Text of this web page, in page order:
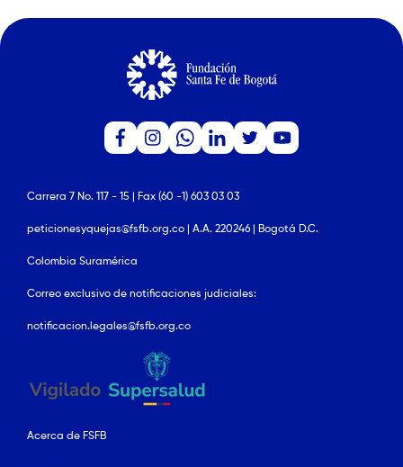
Carrera 7 No. 117 - 15 | Fax (60 -1) 603 03 03
peticionesyquejas@fsfb.org.co | A.A. 220246 | Bogotá D.C.
Colombia Suramérica
Correo exclusivo de notificaciones judiciales:
notificacion.legales@fsfb.org.co
Acerca de FSFB